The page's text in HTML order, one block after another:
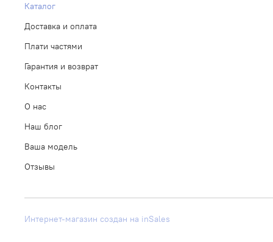
Каталог
Доставка и оплата
Плати частями
Гарантия и возврат
Контакты
О нас
Наш блог
Ваша модель
Отзывы
Интернет-магазин создан на inSales